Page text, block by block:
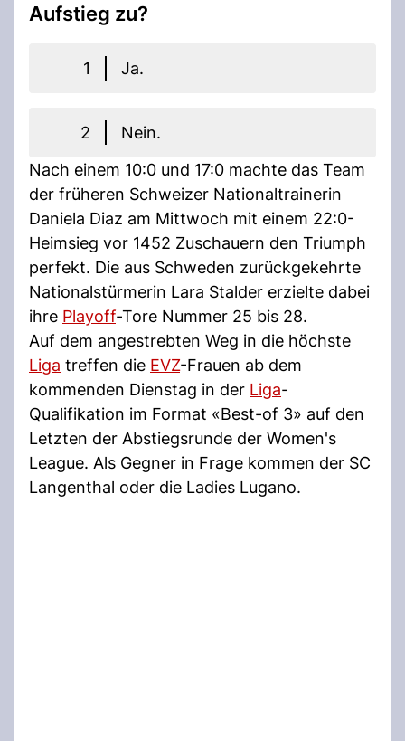
Aufstieg zu?
1 Ja.
2
Nein.
Nach einem 10:0 und 17:0 machte das Team
der früheren Schweizer Nationaltrainerin
Daniela Diaz am Mittwoch mit einem 22:0-
Heimsieg vor 1452 Zuschauern den Triumph
perfekt. Die aus Schweden zurückgekehrte
Nationalstürmerin Lara Stalder erzielte dabei
ihre Playoff-Tore Nummer 25 bis 28.
Auf dem angestrebten Weg in die höchste
Liga treffen die EVZ-Frauen ab dem
kommenden Dienstag in der Liga-
Qualifikation im Format «Best-of 3» auf den
Letzten der Abstiegsrunde der Women's
League. Als Gegner in Frage kommen der SC
Langenthal oder die Ladies Lugano.